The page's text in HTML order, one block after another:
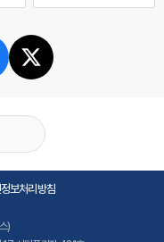
보처리방침
)